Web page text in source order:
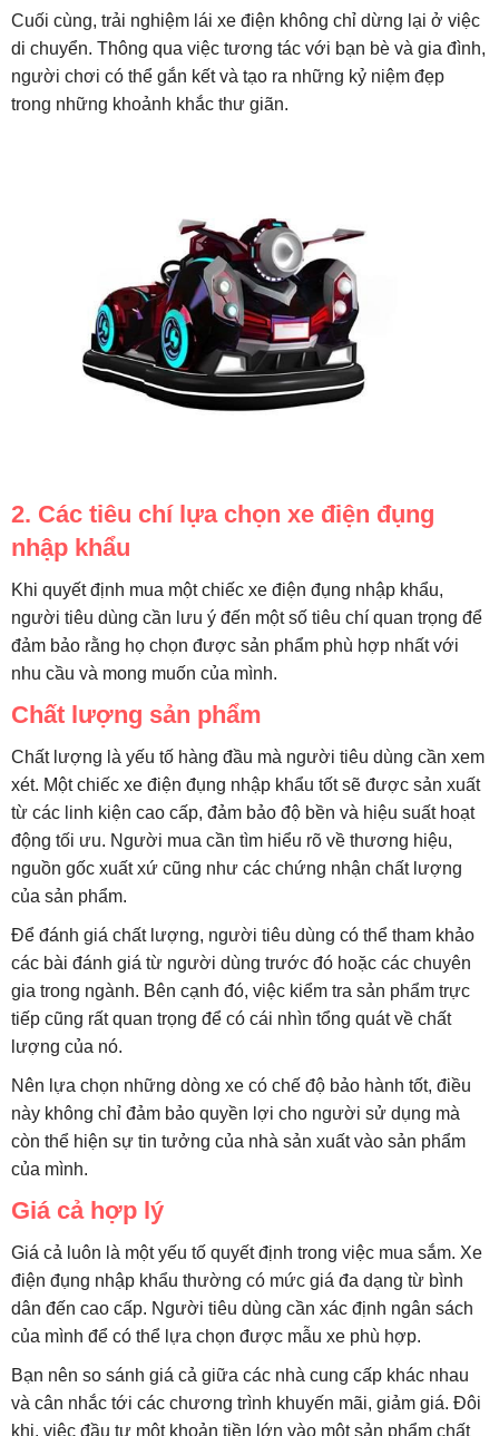
Cuối cùng, trải nghiệm lái xe điện không chỉ dừng lại ở việc
di chuyển. Thông qua việc tương tác với bạn bè và gia đình,
người chơi có thể gắn kết và tạo ra những kỷ niệm đẹp
trong những khoảnh khắc thư giãn.
2. Các tiêu chí lựa chọn xe điện đụng
nhập khẩu
Khi quyết định mua một chiếc xe điện đụng nhập khẩu,
người tiêu dùng cần lưu ý đến một số tiêu chí quan trọng để
đảm bảo rằng họ chọn được sản phẩm phù hợp nhất với
nhu cầu và mong muốn của mình.
Chất lượng sản phẩm
Chất lượng là yếu tố hàng đầu mà người tiêu dùng cần xem
xét. Một chiếc xe điện đụng nhập khẩu tốt sẽ được sản xuất
từ các linh kiện cao cấp, đảm bảo độ bền và hiệu suất hoạt
động tối ưu. Người mua cần tìm hiểu rõ về thương hiệu,
nguồn gốc xuất xứ cũng như các chứng nhận chất lượng
của sản phẩm.
Để đánh giá chất lượng, người tiêu dùng có thể tham khảo
các bài đánh giá từ người dùng trước đó hoặc các chuyên
gia trong ngành. Bên cạnh đó, việc kiểm tra sản phẩm trực
tiếp cũng rất quan trọng để có cái nhìn tổng quát về chất
lượng của nó.
Nên lựa chọn những dòng xe có chế độ bảo hành tốt, điều
này không chỉ đảm bảo quyền lợi cho người sử dụng mà
còn thể hiện sự tin tưởng của nhà sản xuất vào sản phẩm
của mình.
Giá cả hợp lý
Giá cả luôn là một yếu tố quyết định trong việc mua sắm. Xe
điện đụng nhập khẩu thường có mức giá đa dạng từ bình
dân đến cao cấp. Người tiêu dùng cần xác định ngân sách
của mình để có thể lựa chọn được mẫu xe phù hợp.
Bạn nên so sánh giá cả giữa các nhà cung cấp khác nhau
và cân nhắc tới các chương trình khuyến mãi, giảm giá. Đôi
khi, việc đầu tư một khoản tiền lớn vào một sản phẩm chất